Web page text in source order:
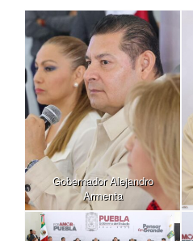
Gobernador Alejandro
Armenta